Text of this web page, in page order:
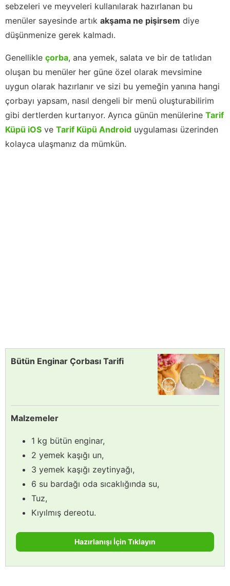
sebzeleri ve meyveleri kullanılarak hazırlanan bu
menüler sayesinde artık akşama ne pişirsem diye
düşünmenize gerek kalmadı.
Genellikle çorba, ana yemek, salata ve bir de tatlıdan
oluşan bu menüler her güne özel olarak mevsimine
uygun olarak hazırlanır ve sizi bu yemeğin yanına hangi
çorbayı yapsam, nasıl dengeli bir menü oluşturabilirim
gibi dertlerden kurtarıyor. Ayrıca günün menülerine Tarif
Küpü iOS ve Tarif Küpü Android uygulaması üzerinden
kolayca ulaşmanız da mümkün.
Bütün Enginar Çorbası Tarifi
Malzemeler
1 kg bütün enginar,
2 yemek kaşığı un,
3 yemek kaşığı zeytinyağı,
6 su bardağı oda sıcaklığında su,
Tuz,
Kıyılmış dereotu.
Hazırlanışı İçin Tıklayın